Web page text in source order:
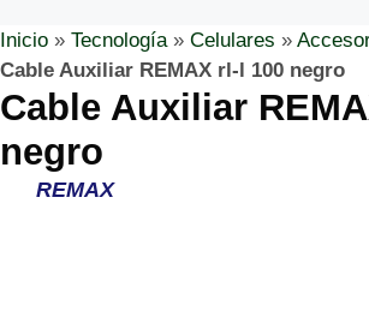
Inicio » Tecnología» Celulares »
Cable Auxiliar REMAX rl-l 100 negro
Cable Auxiliar
negro
REMAX